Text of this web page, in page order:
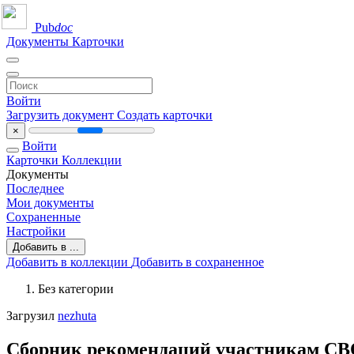
Pubdoc
Документы Карточки
Войти
Загрузить документ Создать карточки
×
Войти
Карточки Коллекции
Документы
Последнее
Мои документы
Сохраненные
Настройки
Добавить в ...
Добавить в коллекции Добавить в сохраненное
Без категории
Загрузил nezhuta
Сборник рекомендаций участникам